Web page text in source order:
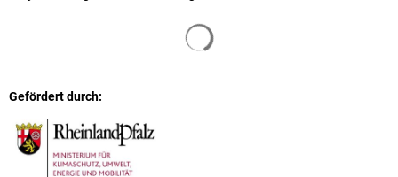
Gefördert durch: